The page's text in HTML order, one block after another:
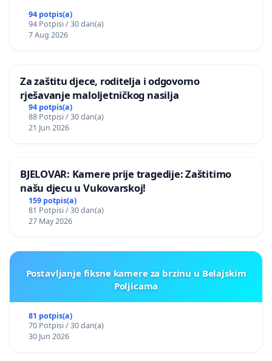
94 potpis(a)
94 Potpisi / 30 dan(a)
7 Aug 2026
Za zaštitu djece, roditelja i odgovorno
rješavanje maloljetničkog nasilja
94 potpis(a)
88 Potpisi / 30 dan(a)
21 Jun 2026
BJELOVAR: Kamere prije tragedije: Zaštitimo
našu djecu u Vukovarskoj!
159 potpis(a)
81 Potpisi / 30 dan(a)
27 May 2026
Postavljanje fiksne kamere za brzinu u Belajskim
Poljicama
81 potpis(a)
70 Potpisi / 30 dan(a)
30 Jun 2026